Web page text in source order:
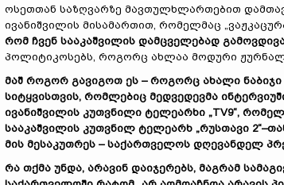
ოსეთთან საზღვარზე მავთულხლართებით
ივანიშვილის მისამართით, რომელმაც
რომ ჩვენ სააკაშვილის დამცველებად
პოლიტიკოსებს, როგორც ახლაა მოდური
მაშ როგორ გავიგოთ ეს – როგორც ახალი ნაბიჯი
სიტყვისთვის, რომლებიც მედვედევმა
ივანიშვილის კუთვნილი ტელეარხი „TV9“,
სააკაშვილის კუთვნილ ტელეარხ „რუსთავი
მის მესაკუთრეს – საქართველოს დღევანდელ
რა თქმა უნდა, არავინ დაიჯერებს, მაგრამ